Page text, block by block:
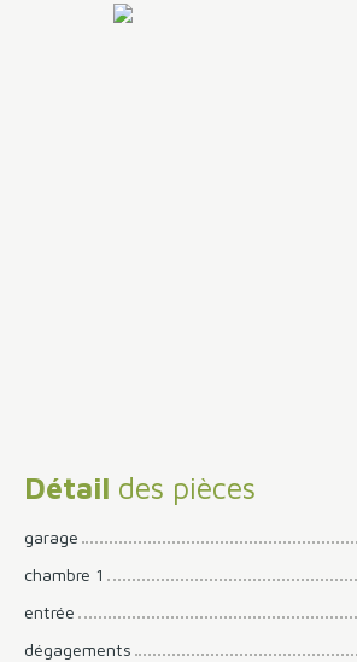
Détail des pièces
garage
chambre 1
entrée
dégagements